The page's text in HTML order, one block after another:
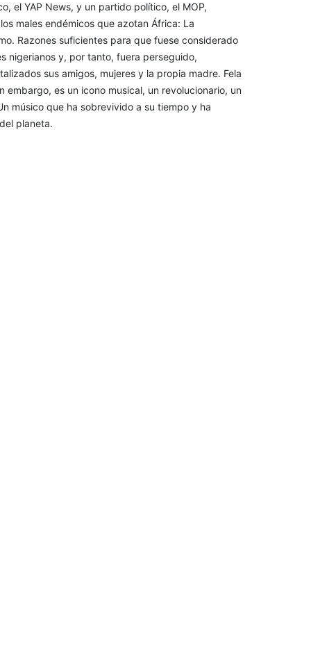
el YAP News, y un partido político, el MOP,
males endémicos que azotan África: La
Razones suficientes para que fuese considerado
nigerianos y, por tanto, fuera perseguido,
sus amigos, mujeres y la propia madre. Fela
es un icono musical, un revolucionario, un
músico que ha sobrevivido a su tiempo y ha
planeta.